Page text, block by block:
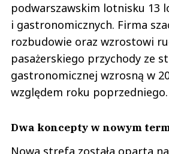
podwarszawskim lotnisku 13
i gastronomicznych. Firma
rozbudowie oraz wzrostowi
pasażerskiego przychody ze
gastronomicznej wzrosną w
względem roku poprzedniego.
Dwa koncepty w nowym